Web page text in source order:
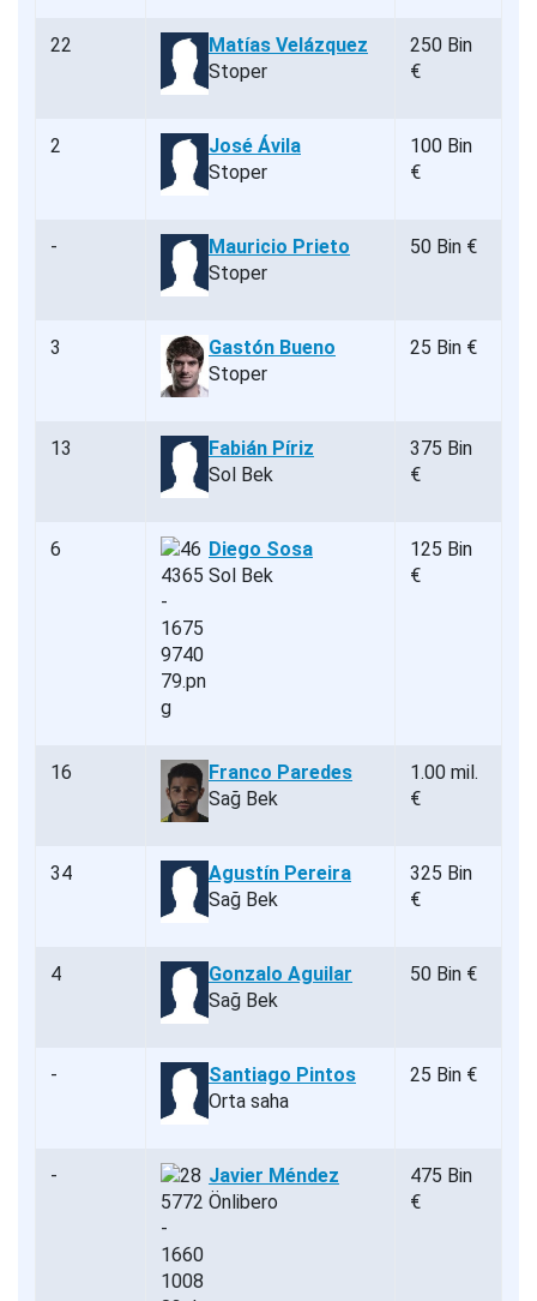
22
Matías Velázquez
Stoper
250 Bin
€
2
José Ávila
Stoper
100 Bin
€
-
Mauricio Prieto
Stoper
50 Bin €
3
Gastón Bueno
Stoper
25 Bin €
13
Fabián Píriz
Sol Bek
375 Bin
€
6
Diego Sosa
Sol Bek
125 Bin
€
16
Franco Paredes
Sağ Bek
1.00 mil.
€
34
Agustín Pereira
Sağ Bek
325 Bin
€
4
Gonzalo Aguilar
Sağ Bek
50 Bin €
-
Santiago Pintos
Orta saha
25 Bin €
-
Javier Méndez
Önlibero
475 Bin
€